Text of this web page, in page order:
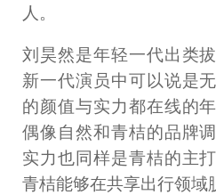
人。
刘昊然是年轻一代出类
新一代演员中可以说是
的颜值与实力都在线的
偶像自然和青桔的品牌
实力也同样是青桔的主
青桔能够在共享出行领域